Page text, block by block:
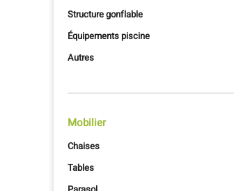
Structure gonflable
Équipements piscine
Autres
Mobilier
Chaises
Tables